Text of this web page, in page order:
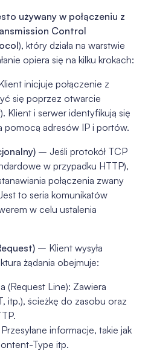
używany w połączeniu z
Control
), który działa na warstwie
opiera się na kilku krokach:
inicjuje połączenie z
się poprzez otwarcie
Klient i serwer identyfikują się
pomocą adresów IP i portów.
– Jeśli protokół TCP
w przypadku HTTP),
połączenia zwany
to seria komunikatów
w celu ustalenia
– Klient wysyła
żądania obejmuje:
(Request Line): Zawiera
itp.), ścieżkę do zasobu oraz
informacje, takie jak
Type itp.